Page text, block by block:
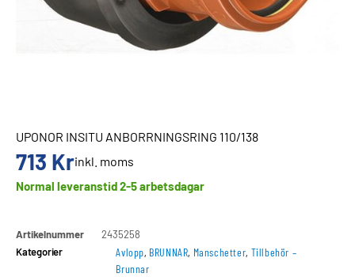
UPONOR INSITU ANBORRNINGSRING 110/138
713 Krinkl. moms
Normal leveranstid 2-5 arbetsdagar
Artikelnummer
2435258
Kategorier
Avlopp, BRUNNAR, Manschetter, Tillbehör –
Brunnar